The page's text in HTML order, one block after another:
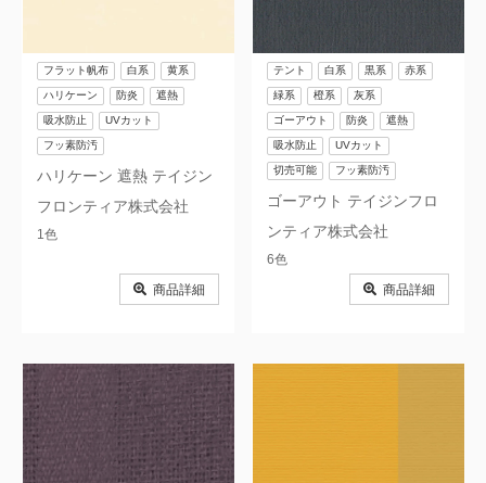
ハリケーン 遮熱 テイジン
フロンティア株式会社
フラット帆布 白系 黄系
ハリケーン 防炎 遮熱
吸水防止 UVカット
フッ素防汚
1色
商品詳細
ゴーアウト テイジンフロ
ンティア株式会社
テント 白系 黒系 赤系
緑系 橙系 灰系
ゴーアウト 防炎 遮熱
吸水防止 UVカット
切売可能 フッ素防汚
6色
商品詳細